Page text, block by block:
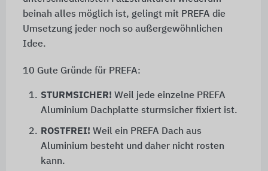
beinah alles möglich ist, gelingt mit PREFA die
Umsetzung jeder noch so außergewöhnlichen
Idee.
10 Gute Gründe für PREFA:
1. STURMSICHER! Weil jede einzelne PREFA
Aluminium Dachplatte sturmsicher fixiert ist.
2. ROSTFREI! Weil ein PREFA Dach aus
Aluminium besteht und daher nicht rosten
kann.